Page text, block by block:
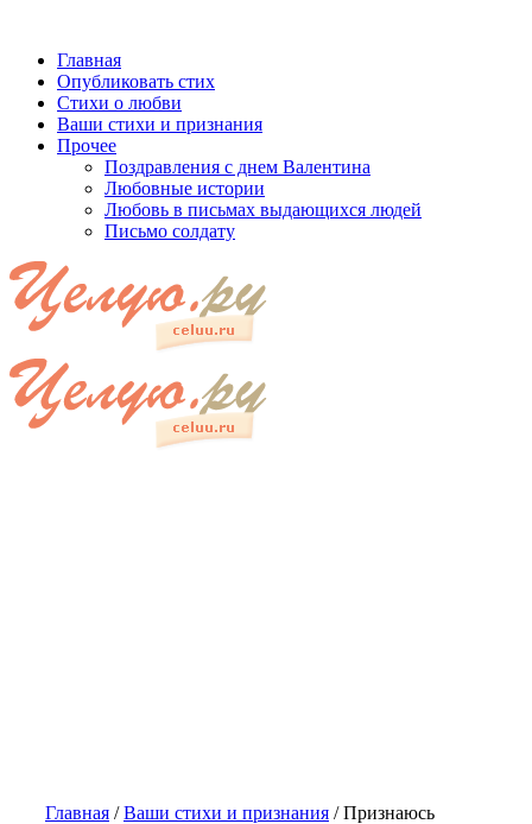
Главная
Опубликовать стих
Стихи о любви
Ваши стихи и признания
Прочее
Поздравления с днем Валентина
Любовные истории
Любовь в письмах выдающихся людей
Письмо солдату
Главная /Ваши стихи и признания /Признаюсь